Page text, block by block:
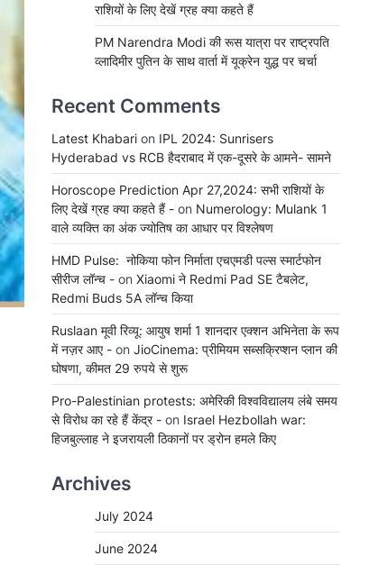
राशियों के लिए देखें ग्रह क्या कहते हैं
PM Narendra Modi की रूस यात्रा पर राष्ट्रपति
व्लादिमीर पुतिन के साथ वार्ता में यूक्रेन युद्ध पर चर्चा
Recent Comments
Latest Khabari on IPL 2024: Sunrisers
Hyderabad vs RCB हैदराबाद में एक-दूसरे के आमने- सामने
Horoscope Prediction Apr 27,2024: सभी राशियों के
लिए देखें ग्रह क्या कहते हैं - on Numerology: Mulank 1
वाले व्यक्ति का अंक ज्योतिष का आधार पर विश्लेषण
HMD Pulse: नोकिया फोन निर्माता एचएमडी पल्स स्मार्टफोन
सीरीज लॉन्च - on Xiaomi ने Redmi Pad SE टैबलेट,
Redmi Buds 5A लॉन्च किया
Ruslaan मूवी रिव्यू: आयुष शर्मा 1 शानदार एक्शन अभिनेता के रूप
में नज़र आए - on JioCinema: प्रीमियम सब्सक्रिप्शन प्लान की
घोषणा, कीमत 29 रुपये से शुरू
Pro-Palestinian protests: अमेरिकी विश्वविद्यालय लंबे समय
से विरोध का रहे हैं केंद्र - on Israel Hezbollah war:
हिजबुल्लाह ने इजरायली ठिकानों पर ड्रोन हमले किए
Archives
July 2024
June 2024